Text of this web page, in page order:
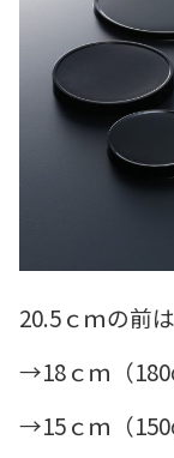
20.5ｃｍの前は
→18ｃｍ（
→15ｃｍ（